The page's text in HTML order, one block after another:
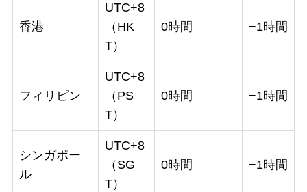
香港
UTC+8
（HK
T）
0時間 −1時間
フィリピン
UTC+8
（PS
T）
0時間 −1時間
シンガポー
ル
UTC+8
（SG
T）
0時間 −1時間